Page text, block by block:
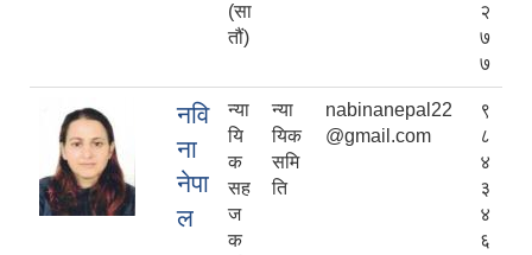
(सा
तौं)
२
७
७
नवि
ना
नेपा
ल
न्या
यि
क
सह
ज
क
न्या
यिक
समि
ति
nabinanepal22
@gmail.com
९
८
४
३
४
६